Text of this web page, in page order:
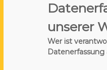
unserer
Wer ist
Datenerfassung